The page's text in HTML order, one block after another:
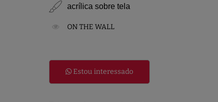
acrílica sobre tela
ON THE WALL
Estou interessado